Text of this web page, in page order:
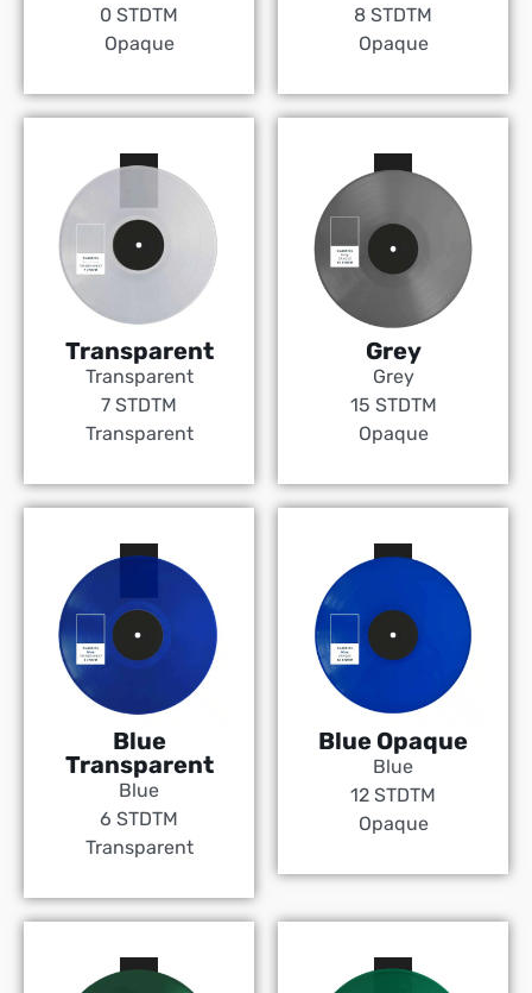
0 STDTM
Opaque
8 STDTM
Opaque
Transparent
Transparent
7 STDTM
Transparent
Grey
Grey
15 STDTM
Opaque
Blue
Transparent
Blue
6 STDTM
Transparent
Blue Opaque
Blue
12 STDTM
Opaque